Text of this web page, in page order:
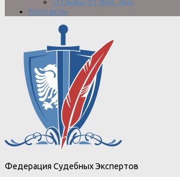
Отзывы от физ. лиц
Контакты
Федерация Судебных Экспертов